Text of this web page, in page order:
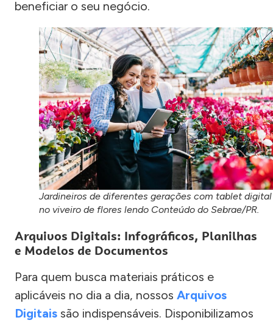
beneficiar o seu negócio.
Jardineiros de diferentes gerações com tablet digital
no viveiro de flores lendo Conteúdo do Sebrae/PR.
Arquivos Digitais: Infográficos, Planilhas
e Modelos de Documentos
Para quem busca materiais práticos e
aplicáveis no dia a dia, nossos Arquivos
Digitais são indispensáveis. Disponibilizamos